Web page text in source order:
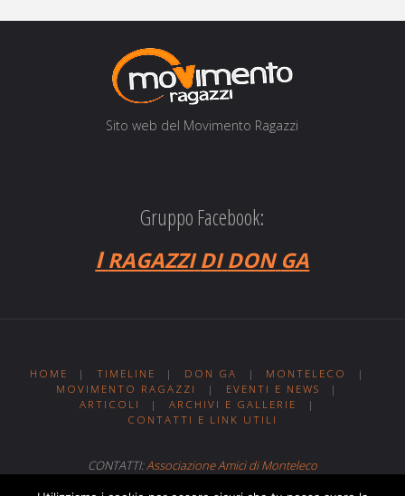
Sito web del Movi­men­to Ragazzi
Gruppo Facebook:
IRAGAZZI DI DON GA
HOME | TIMELINE | DON GA | MONTELECO
|
MOVIMENTO RAGAZZI
| EVENTI E NEWS
|
ARTICOLI
| ARCHIVI E GALLERIE
|
CONTATTI E LINK UTILI
CONTATTI:Associazione Amici di Monteleco